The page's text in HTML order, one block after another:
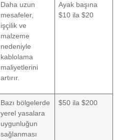
Daha uzun
mesafeler,
işçilik ve
malzeme
nedeniyle
kablolama
maliyetlerini
artırır.
Ayak başına
$10 ila $20
Bazı bölgelerde
yerel yasalara
uygunluğun
sağlanması
$50 ila $200